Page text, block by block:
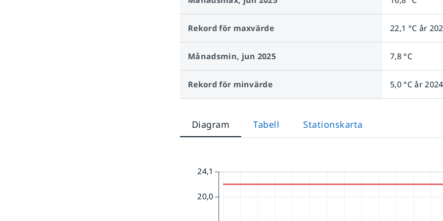
Rekord för maxvärde 22,1 °C år
Månadsmin, jun 2025 7,8 °C
Rekord för minvärde 5,0 °Cår2024
Diagram Tabell Stationskarta